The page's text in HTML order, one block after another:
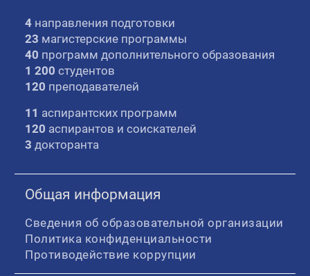
4 направления подготовки
23 магистерские программы
40 программ дополнительного образования
1 200 студентов
120 преподавателей
11 аспирантских программ
120 аспирантов и соискателей
3 докторанта
Общая информация
Сведения об образовательной организации
Политика конфиденциальности
Противодействие коррупции